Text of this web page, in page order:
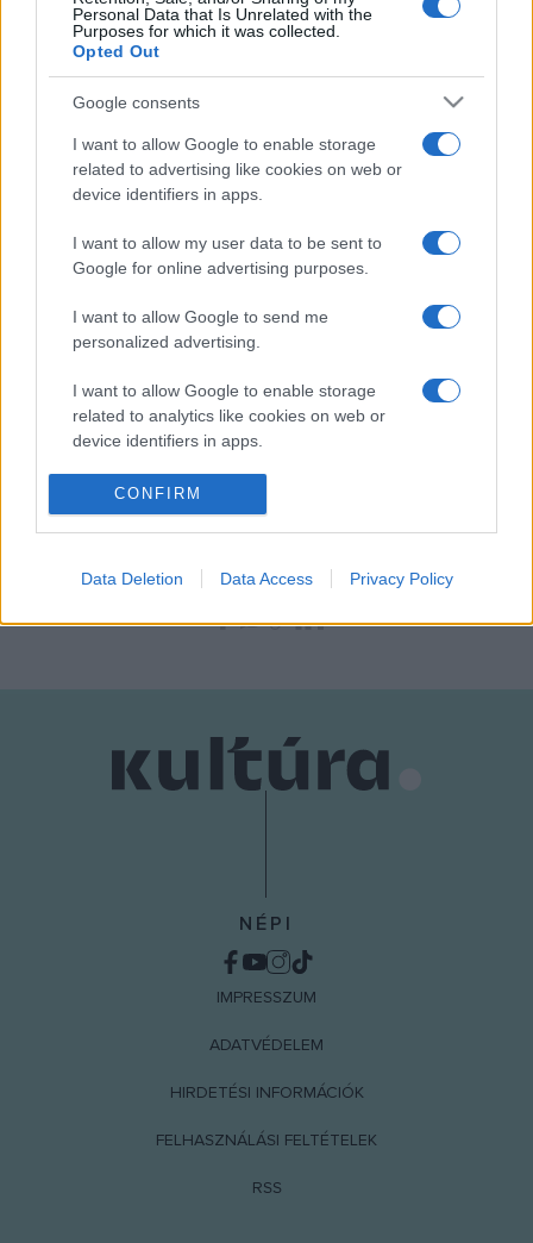
Personal Data that Is Unrelated with the
Purposes for which it was collected.
Opted Out
Google consents
I want to allow Google to enable storage
related to advertising like cookies on web or
device identifiers in apps.
I want to allow my user data to be sent to
Google for online advertising purposes.
I want to allow Google to send me
personalized advertising.
I want to allow Google to enable storage
related to analytics like cookies on web or
device identifiers in apps.
I want to allow Google to enable storage
related to functionality of the website or app.
related to personalization.
CONFIRM
Data Deletion Data Access Privacy Policy
Színpadmester: Hazsega Miklós
Súgó: Gah Erzsébet
Rendezőasszisztens: Radnai Erika
Rendező: SERES ILDIKÓ
Bemutató: 2006. szeptember 20. 15 óra
Helyszín: Miskolci Nemzeti Színház, Kamaraszínház
Jancsó Dóra, Péva Ibolya, Vekerle Andrea
NÉPI
IMPRESSZUM
ADATVÉDELEM
HIRDETÉSI INFORMÁCIÓK
FELHASZNÁLÁSI FELTÉTELEK
RSS